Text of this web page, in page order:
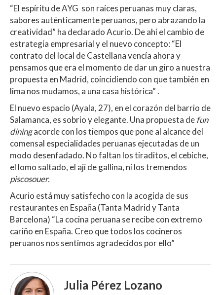
“El espíritu de AYG son raíces peruanas muy claras,
sabores auténticamente peruanos, pero abrazando la
creatividad” ha declarado Acurio. De ahí el cambio de
estrategia empresarial y el nuevo concepto: “El
contrato del local de Castellana vencía ahora y
pensamos que era el momento de dar un giro a nuestra
propuesta en Madrid, coincidiendo con que también en
lima nos mudamos, a una casa histórica” .
El nuevo espacio (Ayala, 27), en el corazón del barrio de
Salamanca, es sobrio y elegante. Una propuesta de fun
diningacorde con los tiempos que pone al alcance del
comensal especialidades peruanas ejecutadas de un
modo desenfadado. No faltan los tiraditos, el cebiche,
el lomo saltado, el ají de gallina, ni los tremendos
piscosouer.
Acurio está muy satisfecho con la acogida de sus
restaurantes en España (Tanta Madrid y Tanta
Barcelona) “La cocina peruana se recibe con extremo
cariño en España. Creo que todos los cocineros
peruanos nos sentimos agradecidos por ello”
Julia Pérez Lozano